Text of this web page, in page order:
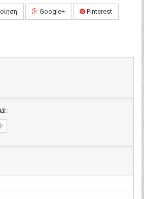
Google+ Pinterest